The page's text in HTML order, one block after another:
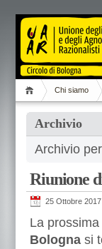
Chi siamo
Archivio
Archivio
Riunione
25 Ottobre 2017
La prossima
Bologna si